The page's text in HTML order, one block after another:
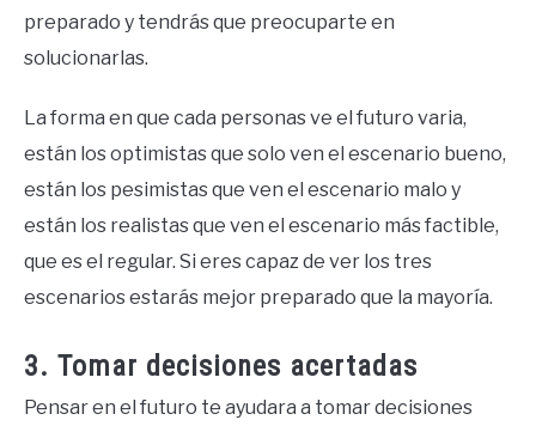
preparado y tendrás que preocuparte en
solucionarlas.
La forma en que cada personas ve el futuro varia,
están los optimistas que solo ven el escenario bueno,
están los pesimistas que ven el escenario malo y
están los realistas que ven el escenario más factible,
que es el regular. Si eres capaz de ver los tres
escenarios estarás mejor preparado que la mayoría.
3. Tomar decisiones acertadas
Pensar en el futuro te ayudara a tomar decisiones